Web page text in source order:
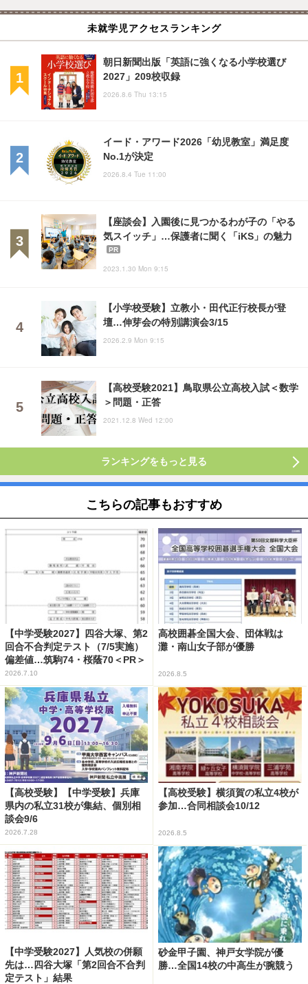
未就学児アクセスランキング
朝日新聞出版「英語に強くなる小学校選び
2027」209校収録
2026.8.6 Thu 13:15
イード・アワード2026「幼児教室」満足度
No.1が決定
2026.8.4 Tue 11:00
【座談会】入園後に見つかるわが子の「やる
気スイッチ」…保護者に聞く「iKS」の魅力
PR
2023.1.30 Mon 9:15
【小学校受験】立教小・田代正行校長が登
壇…伸芽会の特別講演会3/15
2026.2.9 Mon 9:15
【高校受験2021】鳥取県公立高校入試＜数学
＞問題・正答
2021.12.8 Wed 12:00
ランキングをもっと見る
こちらの記事もおすすめ
【中学受験2027】四谷大塚、第2
回合不合判定テスト（7/5実施）
偏差値…筑駒74・桜蔭70＜PR＞
2026.7.10
高校囲碁全国大会、団体戦は
灘・南山女子部が優勝
2026.8.5
【高校受験】【中学受験】兵庫
県内の私立31校が集結、個別相
談会9/6
2026.7.28
【高校受験】横須賀の私立4校が
参加…合同相談会10/12
2026.8.5
【中学受験2027】人気校の併願
先は…四谷大塚「第2回合不合判
定テスト」結果
砂金甲子園、神戸女学院が優
勝…全国14校の中高生が腕競う